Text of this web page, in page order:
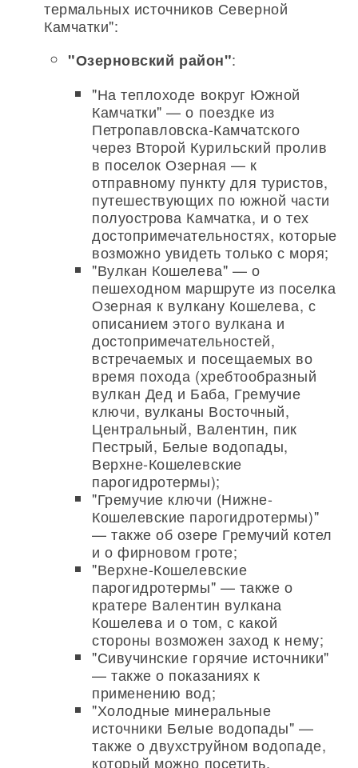
термальных источников Северной
Камчатки":
"Озерновский район":
"На теплоходе вокруг Южной
Камчатки" — о поездке из
Петропавловска-Камчатского
через Второй Курильский пролив
в поселок Озерная — к
отправному пункту для туристов,
путешествующих по южной части
полуострова Камчатка, и о тех
достопримечательностях, которые
возможно увидеть только с моря;
"Вулкан Кошелева" — о
пешеходном маршруте из поселка
Озерная к вулкану Кошелева, с
описанием этого вулкана и
достопримечательностей,
встречаемых и посещаемых во
время похода (хребтообразный
вулкан Дед и Баба, Гремучие
ключи, вулканы Восточный,
Центральный, Валентин, пик
Пестрый, Белые водопады,
Верхне-Кошелевские
парогидротермы);
"Гремучие ключи (Нижне-
Кошелевские парогидротермы)"
— также об озере Гремучий котел
и о фирновом гроте;
"Верхне-Кошелевские
парогидротермы" — также о
кратере Валентин вулкана
Кошелева и о том, с какой
стороны возможен заход к нему;
"Сивучинские горячие источники"
— также о показаниях к
применению вод;
"Холодные минеральные
источники Белые водопады" —
также о двухструйном водопаде,
который можно посетить,